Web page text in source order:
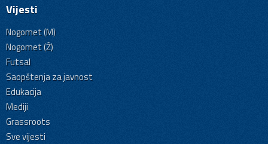
Vijesti
Nogomet (M)
Nogomet (Ž)
Futsal
Saopštenja za javnost
Edukacija
Mediji
Grassroots
Sve vijesti